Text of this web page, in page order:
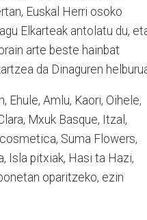
Euskal Herri osoko
Elkarteak antolatu du,
arte beste hainbat
da Dinaguren
Ehule, Amlu, Kaori, Oihele,
Mxuk Basque, Itzal,
Suma Flowers,
Isla pitxiak, Hasi ta Hazi,
oparitzeko, ezin